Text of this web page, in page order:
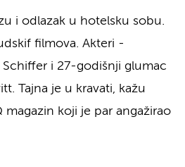
i odlazak u hotelsku sobu.
filmova. Akteri -
i 27-godišnji glumac
Tajna je u kravati, kažu
koji je par angažirao